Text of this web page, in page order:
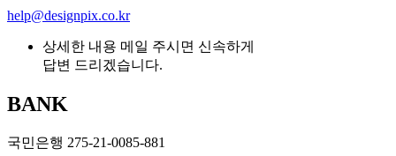
help@designpix.co.kr
상세한 내용 메일 주시면 신속하게
답변 드리겠습니다.
BANK
국민은행 275-21-0085-881